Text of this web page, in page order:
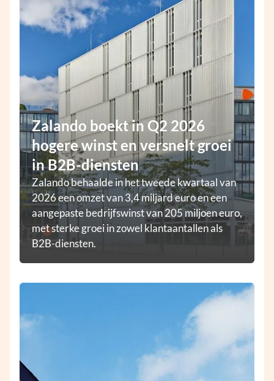
Zalando boekt in Q2 2026
hogere winst en versnelt groei
in B2B-diensten
Zalando behaalde in het tweede kwartaal van
2026 een omzet van 3,4 miljard euro en een
aangepaste bedrijfswinst van 205 miljoen euro,
met sterke groei in zowel klantaantallen als
B2B-diensten.